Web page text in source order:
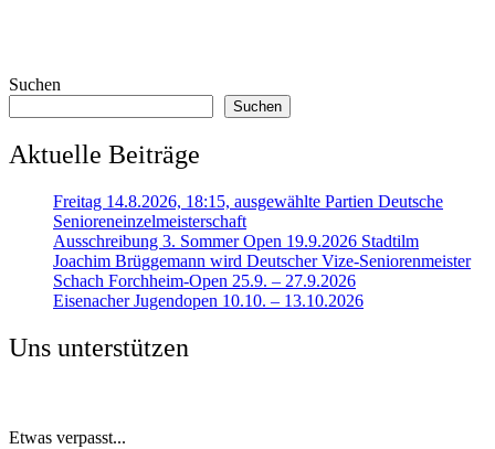
Suchen
Suchen
Aktuelle Beiträge
Freitag 14.8.2026, 18:15, ausgewählte Partien Deutsche
Senioreneinzelmeisterschaft
Ausschreibung 3. Sommer Open 19.9.2026 Stadtilm
Joachim Brüggemann wird Deutscher Vize-Seniorenmeister
Schach Forchheim-Open 25.9. – 27.9.2026
Eisenacher Jugendopen 10.10. – 13.10.2026
Uns unterstützen
Etwas verpasst...